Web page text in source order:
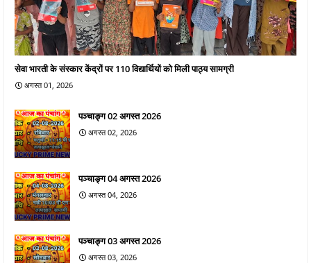
सेवा भारती के संस्कार केंद्रों पर 110 विद्यार्थियों को मिली पाठ्य सामग्री
अगस्त 01, 2026
पञ्चाङ्ग 02 अगस्त 2026
अगस्त 02, 2026
पञ्चाङ्ग 04 अगस्त 2026
अगस्त 04, 2026
पञ्चाङ्ग 03 अगस्त 2026
अगस्त 03, 2026